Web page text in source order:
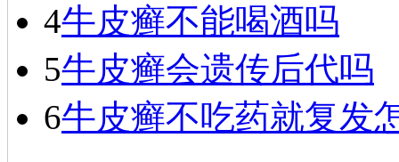
4牛皮癣不能喝酒吗
5牛皮癣会遗传后代吗
6牛皮癣不吃药就复发